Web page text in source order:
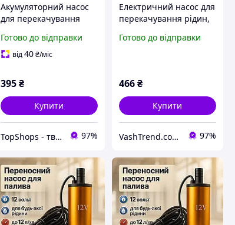
Акумуляторний насос
для перекачування
Переносний насос для
палива JD-74
Готово до відправки
від40 ₴/міс
395 ₴
Купити
TopShops - твій інтернет магазин 97%
Електричний насос для
перекачування рідин,
перекачування рідин
Готово до відправки
466₴
Купити
VashTrend.com.ua - Рознично-оптовый интернет магазин! 97%